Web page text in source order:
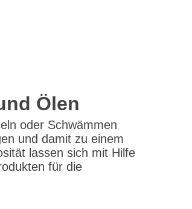
Ölen
oder Schwämmen
und damit zu einem
lassen sich mit Hilfe
für die